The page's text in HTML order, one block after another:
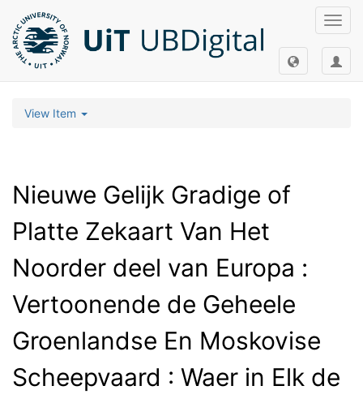
View Item
Nieuwe Gelijk Gradige of
Platte Zekaart Van Het
Noorder deel van Europa :
Vertoonende de Geheele
Groenlandse En Moskovise
Scheepvaard : Waer in Elk de